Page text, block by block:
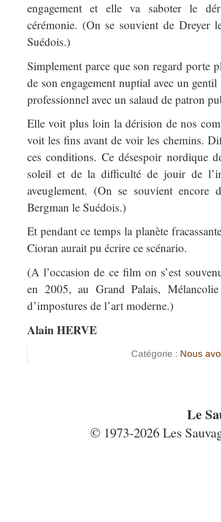
engagement et elle va saboter le
cérémonie. (On se souvient de Dreyer
Suédois.)
Simplement parce que son regard porte
de son engagement nuptial avec un
professionnel avec un salaud de patron
Elle voit plus loin la dérision de nos
voit les fins avant de voir les chemins.
ces conditions. Ce désespoir nordique
soleil et de la difficulté de jouir de
aveuglement. (On se souvient
Bergman le Suédois.)
Et pendant ce temps la planète
Cioran aurait pu écrire ce scénario.
(A l’occasion de ce film on s’est
en 2005, au Grand Palais,
d’impostures de l’art moderne.)
Alain HERVE
Catégorie : Nous
Le
© 1973-2026 Les